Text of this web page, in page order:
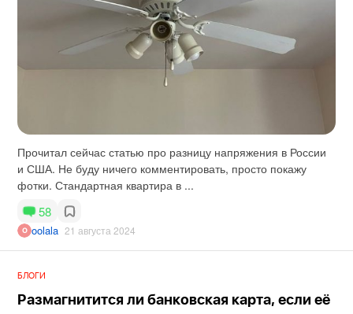
Прочитал сейчас статью про разницу напряжения в России
и США. Не буду ничего комментировать, просто покажу
фотки. Стандартная квартира в ...
58
oolala 21 августа 2024
БЛОГИ
Размагнитится ли банковская карта, если её